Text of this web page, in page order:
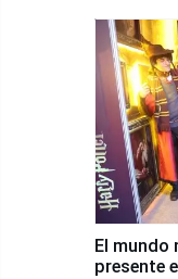
El
presente